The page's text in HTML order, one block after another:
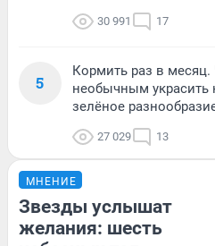
30 991 17
5
Кормить раз в
необычным украсить
зелёное
27 029 13
МНЕНИЕ
Звезды услышат
желания: шесть